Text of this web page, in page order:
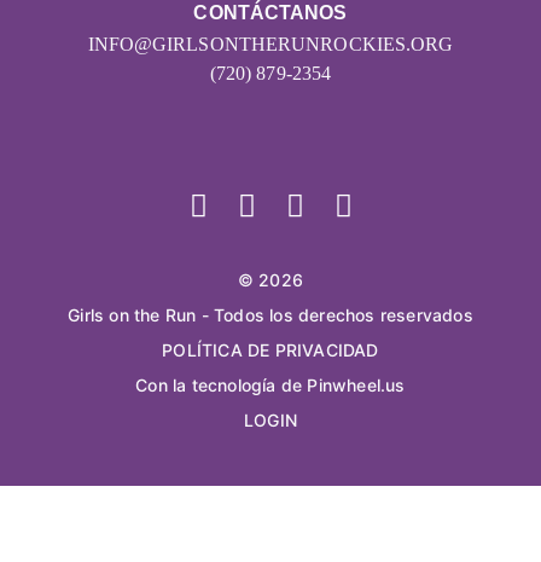
CONTÁCTANOS
INFO@GIRLSONTHERUNROCKIES.ORG
(720) 879-2354
© 2026
Girls on the Run - Todos los derechos reservados
POLÍTICA DE PRIVACIDAD
Con la tecnología de Pinwheel.us
LOGIN